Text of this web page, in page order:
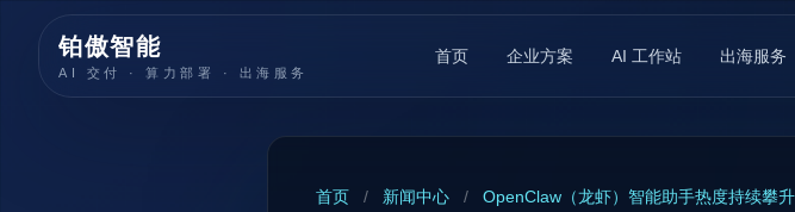
铂傲智能
AI 交付 · 算力部署 · 出海服务
首页 企业方案 AI 工作站 出海服务
首页 / 新闻中心 / OpenClaw（龙虾）智能助手热度持续攀